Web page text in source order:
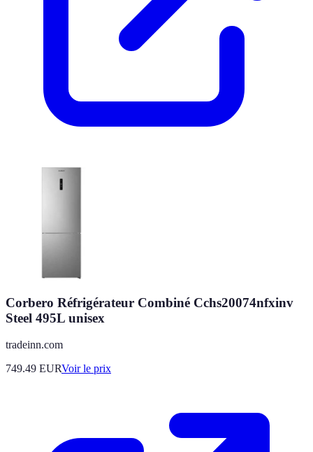
Corbero Réfrigérateur Combiné Cchs20074nfxinv
Steel 495L unisex
tradeinn.com
749.49 EURVoir le prix